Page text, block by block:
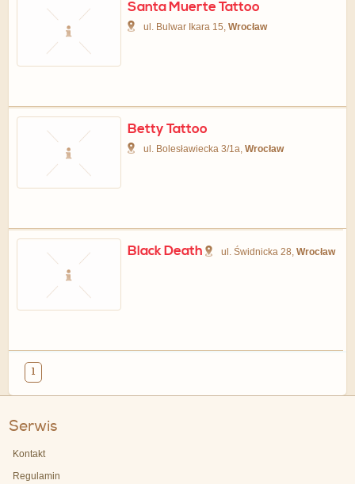
Santa Muerte Tattoo
ul. Bulwar Ikara 15,Wrocław
Betty Tattoo
ul. Bolesławiecka 3/1a,Wrocław
Black Death ul. Świdnicka 28,Wrocław
1
Serwis
Kontakt
Regulamin